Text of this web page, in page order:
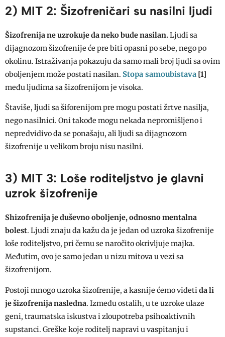
2) MIT 2: Šizofreničari su nasilni ljudi
Šizofrenija ne uzrokuje da neko bude nasilan. Ljudi sa
dijagnozom šizofrenije će pre biti opasni po sebe, nego po
okolinu. Istraživanja pokazuju da samo mali broj ljudi sa ovim
oboljenjem može postati nasilan. Stopa samoubistava [1]
među ljudima sa šizofrenijom je visoka.
Štaviše, ljudi sa šiforenijom pre mogu postati žrtve nasilja,
nego nasilnici. Oni takođe mogu nekada nepromišljeno i
nepredvidivo da se ponašaju, ali ljudi sa dijagnozom
šizofrenije u velikom broju nisu nasilni.
3) MIT 3: Loše roditeljstvo je glavni
uzrok šizofrenije
Shizofrenija je duševno oboljenje, odnosno mentalna
bolest. Ljudi znaju da kažu da je jedan od uzroka šizofrenije
loše roditeljstvo, pri čemu se naročito okrivljuje majka.
Međutim, ovo je samo jedan u nizu mitova u vezi sa
šizofrenijom.
Postoji mnogo uzroka šizofrenije, a kasnije ćemo videtida li
je šizofrenija nasledna. Između ostalih, u te uzroke ulaze
geni, traumatska iskustva i zloupotreba psihoaktivnih
supstanci. Greške koje roditelj napravi u vaspitanju i